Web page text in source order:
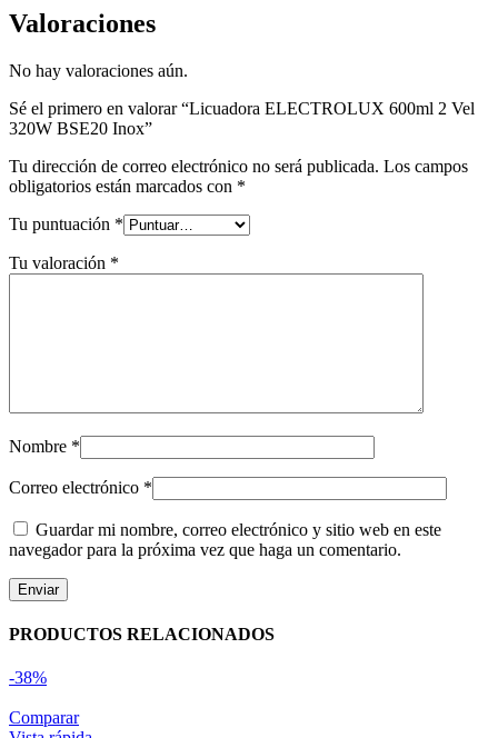
Valoraciones
No hay valoraciones aún.
Sé el primero en valorar “Licuadora ELECTROLUX 600ml 2 Vel
320W BSE20 Inox”
Tu dirección de correo electrónico no será publicada. Los campos
obligatorios están marcados con *
Tu puntuación *
Tu valoración *
Nombre *
Correo electrónico *
Guardar mi nombre, correo electrónico y sitio web en este
navegador para la próxima vez que haga un comentario.
PRODUCTOS RELACIONADOS
-38%
Comparar